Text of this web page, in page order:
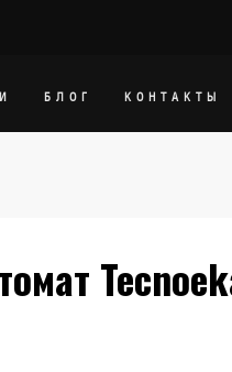
БЛОГ КОНТАКТЫ